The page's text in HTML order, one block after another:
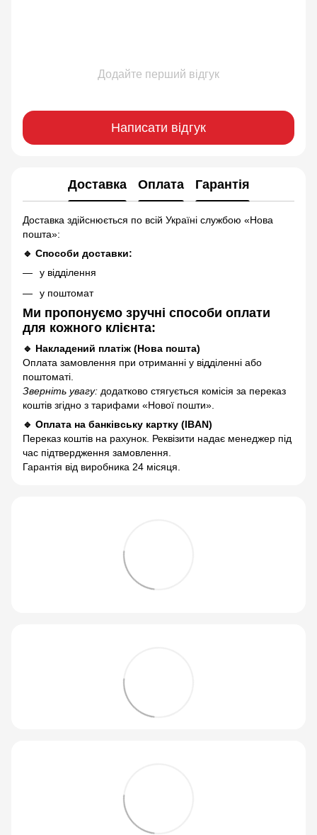
Додайте перший відгук
Написати відгук
Доставка Оплата Гарантія
Доставка здійснюється по всій Україні службою «Нова
пошта»:
🔹 Способи доставки:
у відділення
у поштомат
Ми пропонуємо зручні способи оплати
для кожного клієнта:
🔹 Накладений платіж (Нова пошта)
Оплата замовлення при отриманні у відділенні або
поштоматі.
Зверніть увагу: додатково стягується комісія за переказ
коштів згідно з тарифами «Нової пошти».
🔹 Оплата на банківську картку (IBAN)
Переказ коштів на рахунок. Реквізити надає менеджер під
час підтвердження замовлення.
Гарантія від виробника 24 місяця.